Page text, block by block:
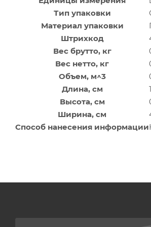
Тип упаковки
Материал упаковки
Штрихкод
Вес брутто, кг
Вес нетто, кг
Объем, м^3
Длина, см
Высота, см
Ширина, см
Способ нанесения информации